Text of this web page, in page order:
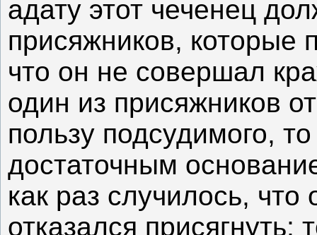
адату этот чеченец
присяжников, которые
что он не совершал
один из присяжников
пользу подсудимого,
достаточным
как раз случилось, что
отказался